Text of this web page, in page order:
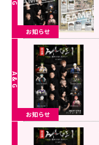
お知らせ
お知らせ